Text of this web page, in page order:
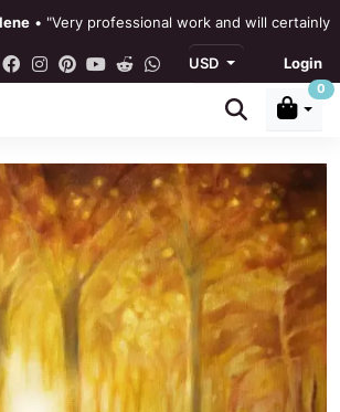
• "Very professional work and will certainly
4.3 •
Douglas
Dodgson•"Excellent service clear
USD Login
0